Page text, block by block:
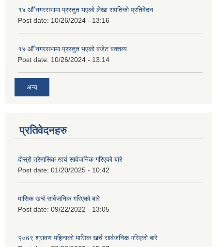
१४ औँ नगरसभामा प्रस्तुत भएको लेखा समतिको प्रतिवेदन
Post date: 10/26/2024 - 13:16
१४ औँ नगरसभामा प्रस्तुत भएको बजेट बक्तव्य
Post date: 10/26/2024 - 13:14
अन्य
प्रतिवेदनहरु
दोस्रो त्रैमासिक खर्च सार्वजनिक गरिएको बारे
Post date: 01/20/2025 - 10:42
मासिक खर्च सार्वजनिक गरिएको बारे
Post date: 09/22/2022 - 13:05
२०७९ श्रावण महिनाको मासिक खर्च सार्वजनिक गरिएको बारे